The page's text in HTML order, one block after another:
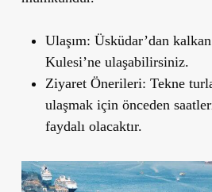
Ulaşım: Üsküdar’dan
Kulesi’ne ulaşabilirsiniz.
Ziyaret Önerileri: Tekne
ulaşmak için önceden
faydalı olacaktır.